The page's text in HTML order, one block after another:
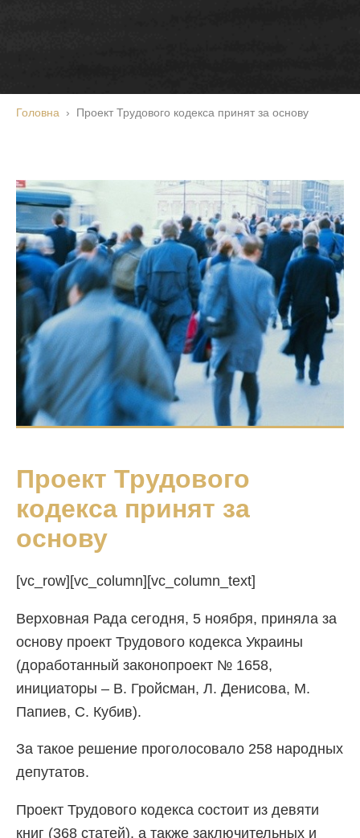
Головна Проект Трудового кодекса принят за основу
Проект Трудового
кодекса принят за
основу
[vc_row][vc_column][vc_column_text]
Верховная Рада сегодня, 5 ноября, приняла за
основу проект Трудового кодекса Украины
(доработанный законопроект № 1658,
инициаторы – В. Гройсман, Л. Денисова, М.
Папиев, С. Кубив).
За такое решение проголосовало 258 народных
депутатов.
Проект Трудового кодекса состоит из девяти
книг (368 статей), а также заключительных и